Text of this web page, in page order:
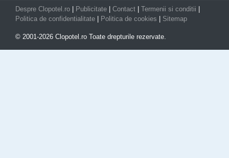
Despre Clopotel.ro Publicitate Contact Termenii si conditii
Politica de confidentialitate
Politica de cookies Sitemap
© 2001-2026 Clopotel.ro Toate drepturile rezervate.